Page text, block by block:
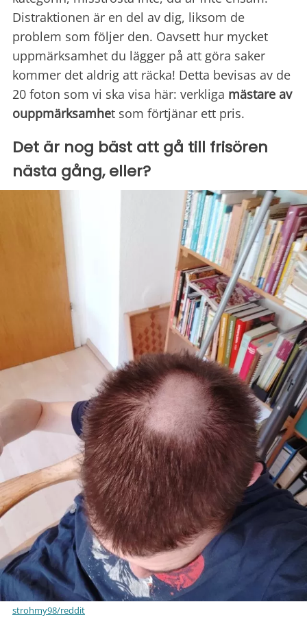
Distraktionen är en del av dig, liksom de
problem som följer den. Oavsett hur mycket
uppmärksamhet du lägger på att göra saker
kommer det aldrig att räcka! Detta bevisas av de
20 foton som vi ska visa här: verkliga mästare av
ouppmärksamhet som förtjänar ett pris.
Det är nog bäst att gå till frisören
nästa gång, eller?
strohmy98/reddit